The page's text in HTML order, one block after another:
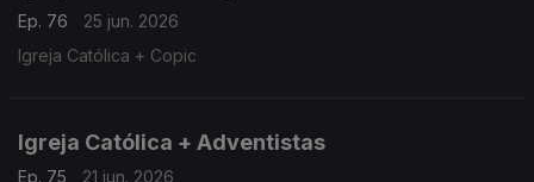
Ep. 76
25 jun. 2026
Igreja Católica + Copic
Igreja Católica + Adventistas
Ep. 75
21 jun. 2026